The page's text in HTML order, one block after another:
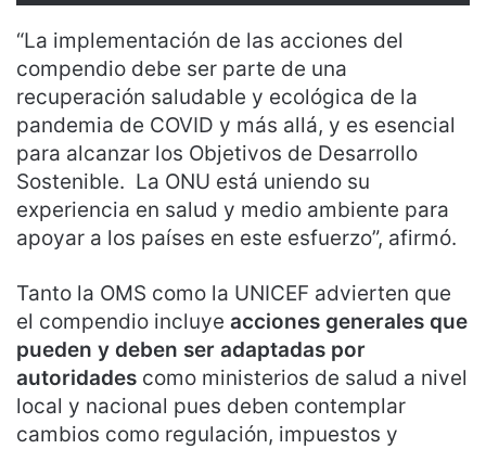
“La implementación de las acciones del
compendio debe ser parte de una
recuperación saludable y ecológica de la
pandemia de COVID y más allá, y es esencial
para alcanzar los Objetivos de Desarrollo
Sostenible. La ONU está uniendo su
experiencia en salud y medio ambiente para
apoyar a los países en este esfuerzo”, afirmó.
Tanto la OMS como la UNICEF advierten que
el compendio incluye acciones generales que
pueden y deben ser adaptadas por
autoridades como ministerios de salud a nivel
local y nacional pues deben contemplar
cambios como regulación, impuestos y